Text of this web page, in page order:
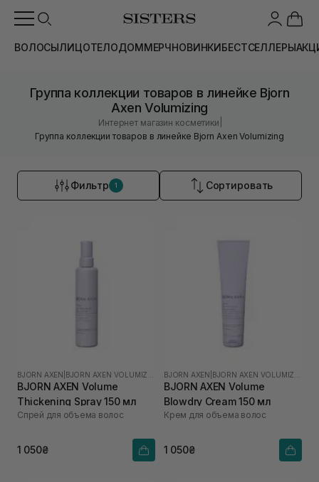
ВОЛОСЫЛИЦОТЕЛОДОММЕРЧНОВИНКИБЕСТСЕЛЛЕРЫ
Группа коллекции товаров в линейке Bjorn
Axen Volumizing
Интернет магазин косметики
Группа коллекции товаров в линейке Bjorn Axen Volumizing
Фильтр 1 Сортировать
BJORN AXEN
BJORN AXEN Volume
Thickening Spray 150 мл
Спрей для объема волос
1 050₴
BJORN AXEN
BJORN AXEN Volume
Blowdry Cream 150 мл
Крем для объема волос
1 050₴